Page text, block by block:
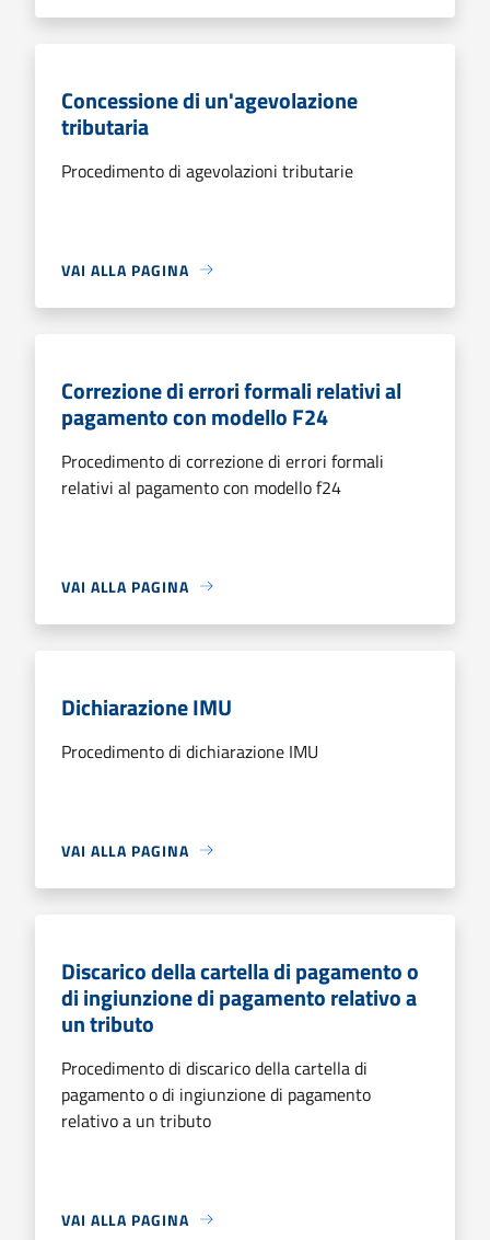
Concessione di un'agevolazione
tributaria
Procedimento di agevolazioni tributarie
VAI ALLA PAGINA
Correzione di errori formali relativi al
pagamento con modello F24
Procedimento di correzione di errori formali
relativi al pagamento con modello f24
VAI ALLA PAGINA
Dichiarazione IMU
Procedimento di dichiarazione IMU
VAI ALLA PAGINA
Discarico della cartella di pagamento o
di ingiunzione di pagamento relativo a
un tributo
Procedimento di discarico della cartella di
pagamento o di ingiunzione di pagamento
relativo a un tributo
VAI ALLA PAGINA